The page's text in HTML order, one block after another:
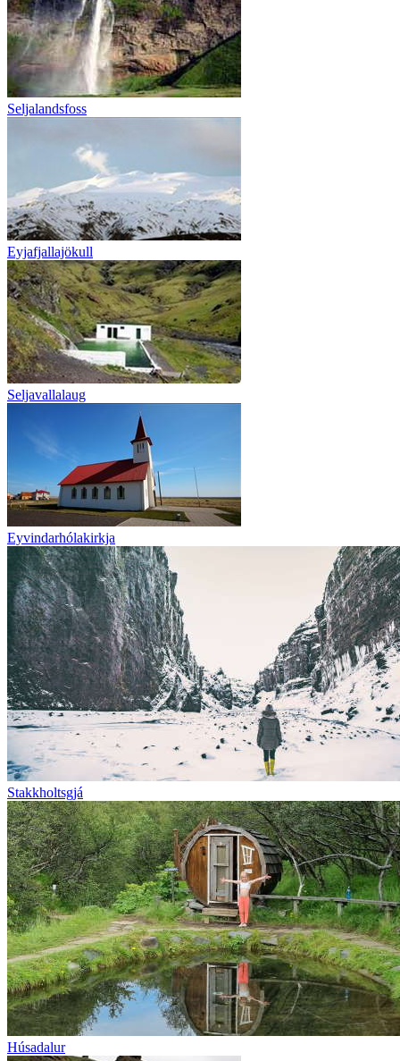
Seljalandsfoss
Eyjafjallajökull
Seljavallalaug
Eyvindarhólakirkja
Stakkholtsgjá
Húsadalur